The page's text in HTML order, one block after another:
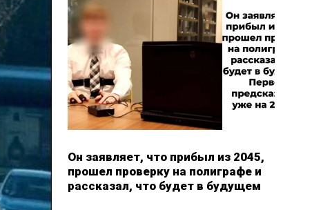
Он заявляет, что прибыл из 2045,
прошел проверку на полиграфе и
рассказал, что будет в будущем